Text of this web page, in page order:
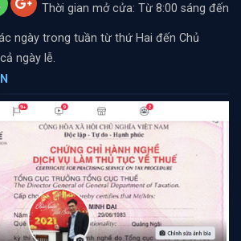
Thời gian mở cửa: Từ 8:00 sáng đến
ngày trong tuần từ thứ Hai đến Chủ
ngày lễ.